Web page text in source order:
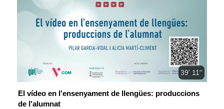
39' 11''
El vídeo en l'ensenyament de llengües: produccions
de l'alumnat